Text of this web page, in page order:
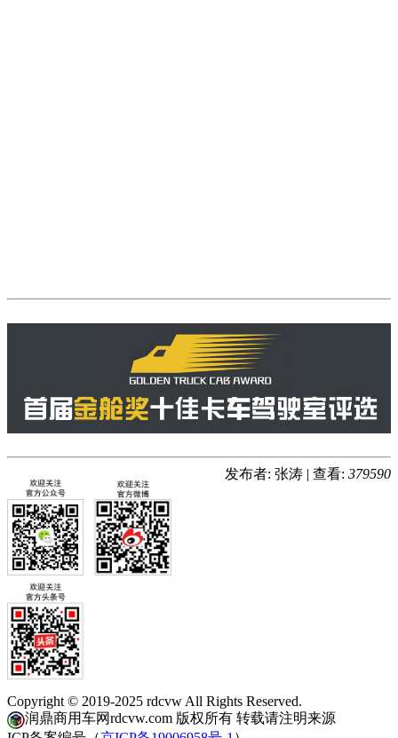
发布者: 张涛 | 查看: 379590
Copyright © 2019-2025 rdcvw All Rights Reserved.
润鼎商用车网rdcvw.com 版权所有 转载请注明来源